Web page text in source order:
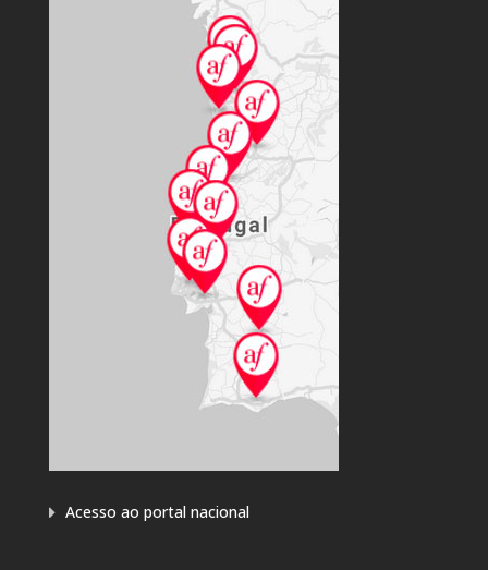
Acesso ao portal nacional